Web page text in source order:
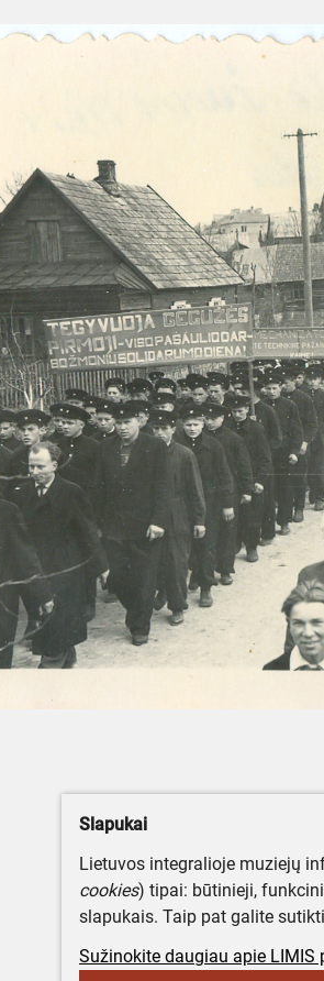
Slapukai
Lietuvos integralioje muziejų
cookies) tipai: būtinieji,
slapukais. Taip pat galite
Sužinokite daugiau apie